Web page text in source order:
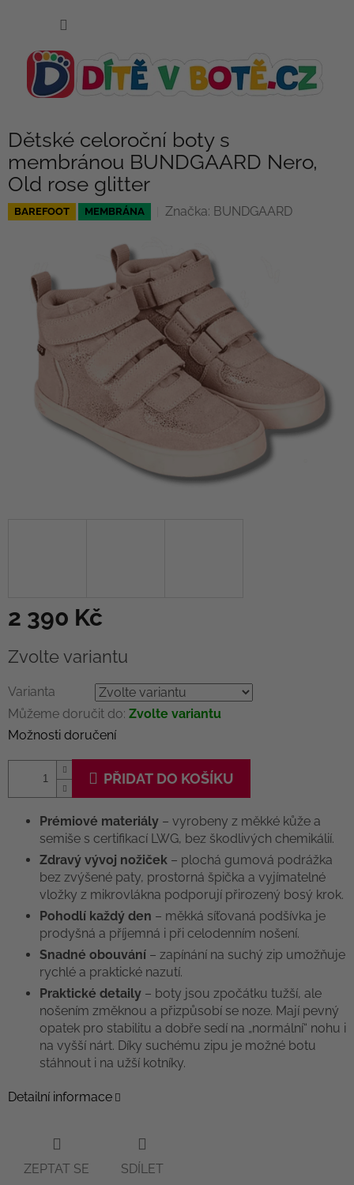
Dětské celoroční boty s
membránou BUNDGAARD Nero,
Old rose glitter
BAREFOOT MEMBRÁNA Značka: BUNDGAARD
2 390 Kč
cena:
Zvolte variantu
Varianta
Můžeme doručit do: Zvolte variantu
Možnosti doručení
PŘIDAT DO KOŠÍKU
Prémiové materiály – vyrobeny z měkké kůže a
semiše s certifikací LWG, bez škodlivých chemikálií.
Zdravý vývoj nožiček – plochá gumová podrážka
bez zvýšené paty, prostorná špička a vyjímatelné
vložky z mikrovlákna podporují přirozený bosý krok.
Pohodlí každý den – měkká síťovaná podšívka je
prodyšná a příjemná i při celodenním nošení.
Snadné obouvání – zapínání na suchý zip umožňuje
rychlé a praktické nazutí.
Praktické detaily – boty jsou zpočátku tužší, ale
nošením změknou a přizpůsobí se noze. Mají pevný
opatek pro stabilitu a dobře sedí na „normální“ nohu i
na vyšší nárt. Díky suchému zipu je možné botu
stáhnout i na užší kotníky.
Detailní informace
ZEPTAT SE SDÍLET